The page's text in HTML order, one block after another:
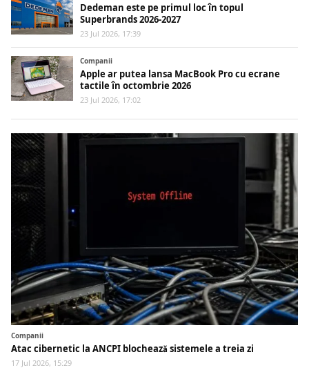
Dedeman este pe primul loc în topul
Superbrands 2026-2027
23 Jul 2026, 17:39
Companii
Apple ar putea lansa MacBook Pro cu ecrane
tactile în octombrie 2026
23 Jul 2026, 17:02
Companii
Atac cibernetic la ANCPI blochează sistemele a treia zi
17 Jul 2026, 15:29